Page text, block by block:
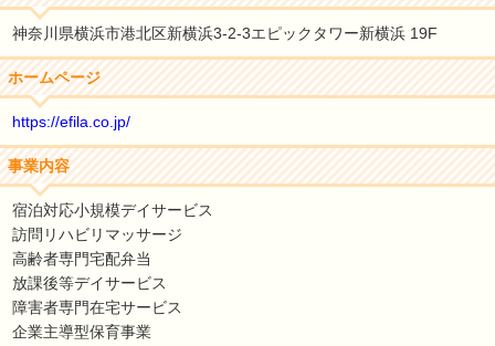
神奈川県横浜市港北区新横浜3-2-3エピックタワー新横浜 19F
ホームページ
https://efila.co.jp/
事業内容
宿泊対応小規模デイサービス
訪問リハビリマッサージ
高齢者専門宅配弁当
放課後等デイサービス
障害者専門在宅サービス
企業主導型保育事業